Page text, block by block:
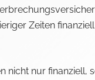
Zeiten
nicht nur finanziell,